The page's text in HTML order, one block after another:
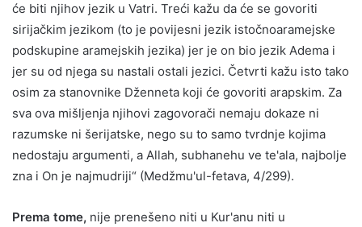
će biti njihov jezik u Vatri. Treći kažu da će se govoriti
sirijačkim jezikom (to je povijesni jezik istočnoaramejske
podskupine aramejskih jezika) jer je on bio jezik Adema i
jer su od njega su nastali ostali jezici. Četvrti kažu isto tako
osim za stanovnike Dženneta koji će govoriti arapskim. Za
sva ova mišljenja njihovi zagovorači nemaju dokaze ni
razumske ni šerijatske, nego su to samo tvrdnje kojima
nedostaju argumenti, a Allah, subhanehu ve te'ala, najbolje
zna i On je najmudriji“ (Medžmu'ul-fetava, 4/299).
Prema tome, nije prenešeno niti u Kur'anu niti u